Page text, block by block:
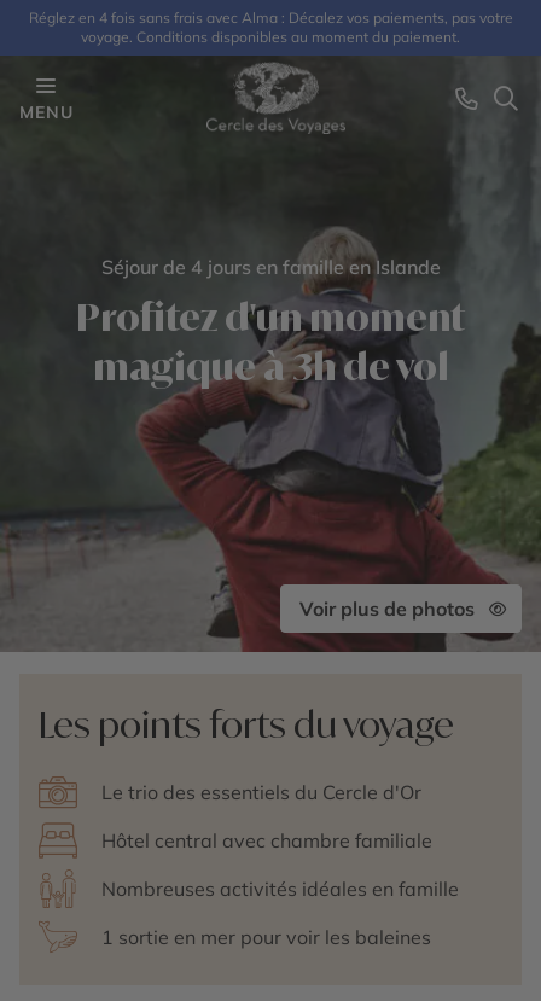
Réglez en 4 fois sans frais avec Alma : Décalez vos paiements, pas votre
voyage. Conditions disponibles au moment du paiement.
MENU
Séjour de 4 jours en famille en Islande
Profitez d'un moment
magique à 3h de vol
Voir plus de photos
Les points forts du voyage
Le trio des essentiels du Cercle d'Or
Hôtel central avec chambre familiale
Nombreuses activités idéales en famille
1 sortie en mer pour voir les baleines